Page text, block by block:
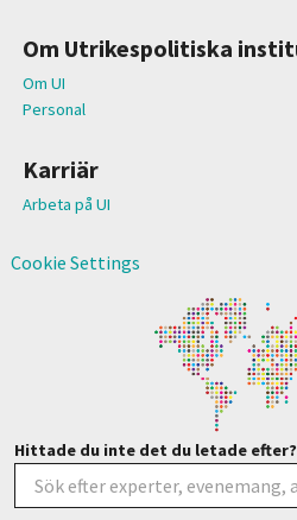
Om Utrikespolitiska
Om UI
Personal
Karriär
Arbeta på UI
Cookie Settings
Hittade du inte det du letade efter?